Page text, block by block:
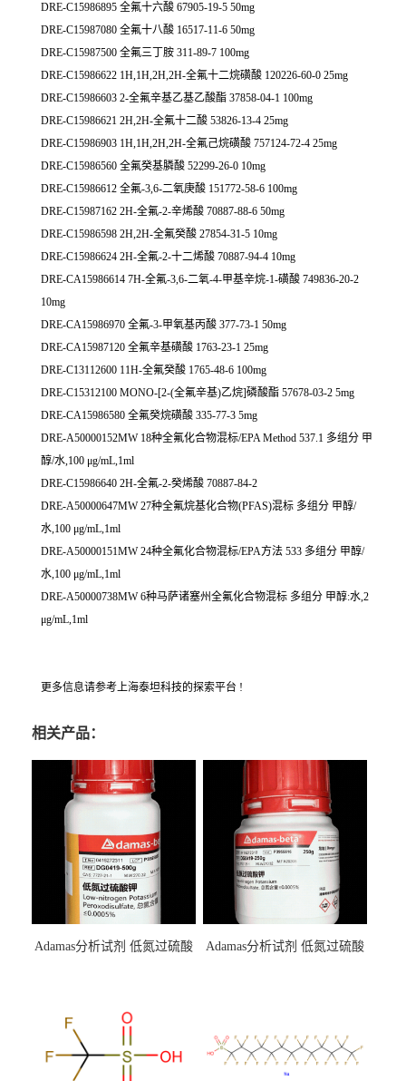
DRE-C15986895 全氟十六酸 67905-19-5 50mg
DRE-C15987080 全氟十八酸 16517-11-6 50mg
DRE-C15987500 全氟三丁胺 311-89-7 100mg
DRE-C15986622 1H,1H,2H,2H-全氟十二烷磺酸 120226-60-0 25mg
DRE-C15986603 2-全氟辛基乙基乙酸酯 37858-04-1 100mg
DRE-C15986621 2H,2H-全氟十二酸 53826-13-4 25mg
DRE-C15986903 1H,1H,2H,2H-全氟己烷磺酸 757124-72-4 25mg
DRE-C15986560 全氟癸基膦酸 52299-26-0 10mg
DRE-C15986612 全氟-3,6-二氧庚酸 151772-58-6 100mg
DRE-C15987162 2H-全氟-2-辛烯酸 70887-88-6 50mg
DRE-C15986598 2H,2H-全氟癸酸 27854-31-5 10mg
DRE-C15986624 2H-全氟-2-十二烯酸 70887-94-4 10mg
DRE-CA15986614 7H-全氟-3,6-二氧-4-甲基辛烷-1-磺酸 749836-20-2
10mg
DRE-CA15986970 全氟-3-甲氧基丙酸 377-73-1 50mg
DRE-CA15987120 全氟辛基磺酸 1763-23-1 25mg
DRE-C13112600 11H-全氟癸酸 1765-48-6 100mg
DRE-C15312100 MONO-[2-(全氟辛基)乙烷]磷酸酯 57678-03-2 5mg
DRE-CA15986580 全氟癸烷磺酸 335-77-3 5mg
DRE-A50000152MW 18种全氟化合物混标/EPA Method 537.1 多组分 甲
醇/水,100 μg/mL,1ml
DRE-C15986640 2H-全氟-2-癸烯酸 70887-84-2
DRE-A50000647MW 27种全氟烷基化合物(PFAS)混标 多组分 甲醇/
水,100 μg/mL,1ml
DRE-A50000151MW 24种全氟化合物混标/EPA方法 533 多组分 甲醇/
水,100 μg/mL,1ml
DRE-A50000738MW 6种马萨诸塞州全氟化合物混标 多组分 甲醇:水,2
μg/mL,1ml
更多信息请参考上海泰坦科技的探索平台 !
相关产品：
Adamas分析试剂 低氮过硫酸
（泰坦现货供应）
Adamas分析试剂 低氮过硫酸